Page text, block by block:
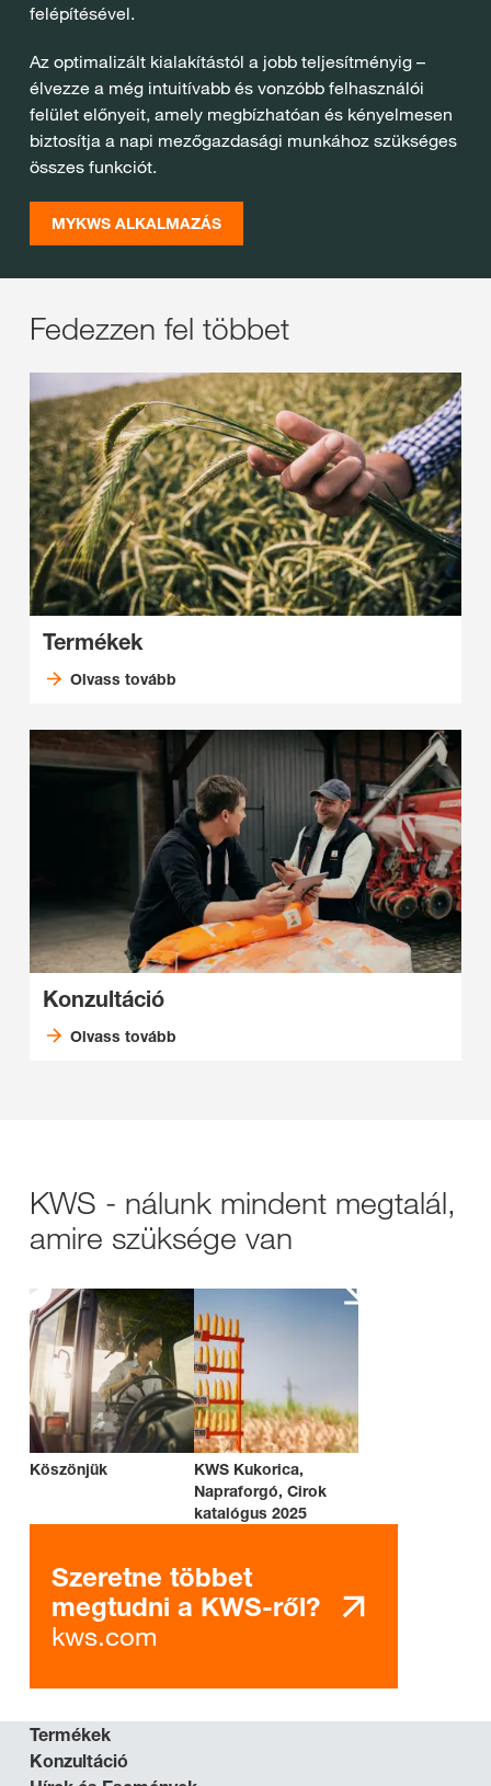
felépítésével.
Az optimalizált kialakítástól a jobb teljesítményig –
élvezze a még intuitívabb és vonzóbb felhasználói
felület előnyeit, amely megbízhatóan és kényelmesen
biztosítja a napi mezőgazdasági munkához szükséges
összes funkciót.
MYKWS ALKALMAZÁS
Fedezzen fel többet
Termékek
Olvass tovább
Konzultáció
Olvass tovább
KWS - nálunk mindent megtalál,
amire szüksége van
Köszönjük
KWS Kukorica,
Napraforgó, Cirok
katalógus 2025
Szeretne többet
megtudni a KWS-ről?
kws.com
Termékek
Konzultáció